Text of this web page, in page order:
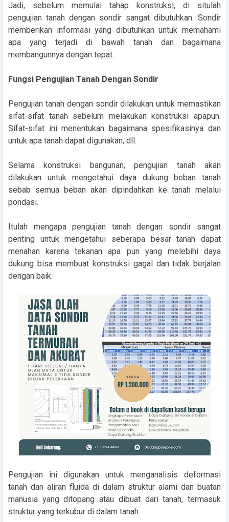
Jadi, sebelum memulai tahap konstruksi, di situlah
pengujian tanah dengan sondir sangat dibutuhkan. Sondir
memberikan informasi yang dibutuhkan untuk memahami
apa yang terjadi di bawah tanah dan bagaimana
membangunnya dengan tepat.
Fungsi Pengujian Tanah Dengan Sondir
Pengujian tanah dengan sondir dilakukan untuk memastikan
sifat-sifat tanah sebelum melakukan konstruksi apapun.
Sifat-sifat ini menentukan bagaimana spesifikasinya dan
untuk apa tanah dapat digunakan, dll.
Selama konstruksi bangunan, pengujian tanah akan
dilakukan untuk mengetahui daya dukung beban tanah
sebab semua beban akan dipindahkan ke tanah melalui
pondasi.
Itulah mengapa pengujian tanah dengan sondir sangat
penting untuk mengetahui seberapa besar tanah dapat
menahan karena tekanan apa pun yang melebihi daya
dukung bisa membuat konstruksi gagal dan tidak berjalan
dengan baik.
Pengujian ini digunakan untuk menganalisis deformasi
tanah dan aliran fluida di dalam struktur alami dan buatan
manusia yang ditopang atau dibuat dari tanah, termasuk
struktur yang terkubur di dalam tanah.